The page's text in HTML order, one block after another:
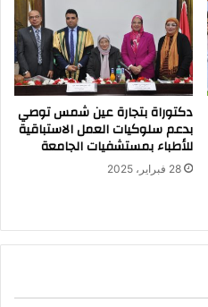
دكتوراة بتجارة عين شمس توصي
بدعم سلوكيات العمل الاستباقية
للأطباء بمستشفيات الجامعة
28 فبراير، 2025